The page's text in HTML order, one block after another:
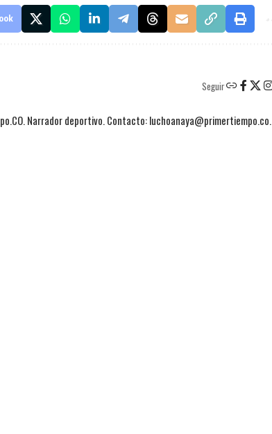
Seguir
Narrador deportivo. Contacto: luchoanaya@primertiempo.co.